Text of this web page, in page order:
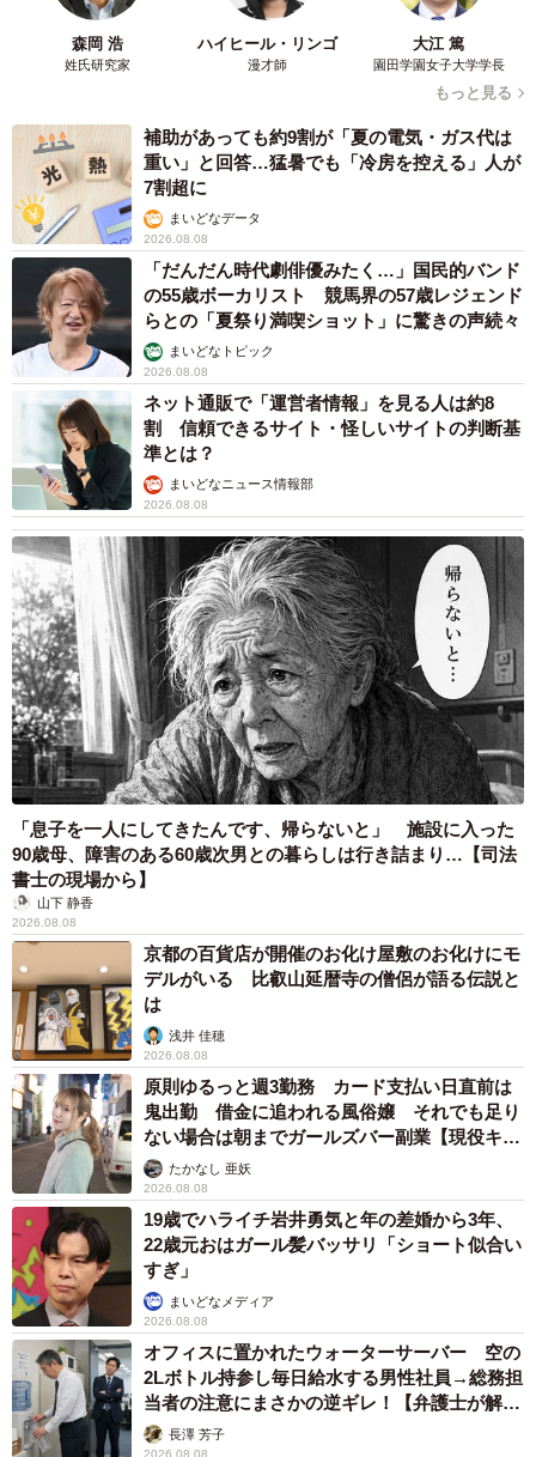
森岡 浩
姓氏研究家
ハイヒール・リンゴ
漫才師
大江 篤
園田学園女子大学学長
もっと見る
補助があっても約9割が「夏の電気・ガス代は
重い」と回答…猛暑でも「冷房を控える」人が
7割超に
まいどなデータ
2026.08.08
「だんだん時代劇俳優みたく…」国民的バンド
の55歳ボーカリスト 競馬界の57歳レジェンド
らとの「夏祭り満喫ショット」に驚きの声続々
まいどなトピック
2026.08.08
ネット通販で「運営者情報」を見る人は約8
割 信頼できるサイト・怪しいサイトの判断基
準とは？
まいどなニュース情報部
2026.08.08
「息子を一人にしてきたんです、帰らないと」 施設に入った
90歳母、障害のある60歳次男との暮らしは行き詰まり…【司法
書士の現場から】
山下 静香
2026.08.08
京都の百貨店が開催のお化け屋敷のお化けにモ
デルがいる 比叡山延暦寺の僧侶が語る伝説と
は
浅井 佳穂
2026.08.08
原則ゆるっと週3勤務 カード支払い日直前は
鬼出勤 借金に追われる風俗嬢 それでも足り
ない場合は朝までガールズバー副業【現役キャ
ストに取材】
たかなし 亜妖
2026.08.08
19歳でハライチ岩井勇気と年の差婚から3年、
22歳元おはガール髪バッサリ「ショート似合い
すぎ」
まいどなメディア
2026.08.08
オフィスに置かれたウォーターサーバー 空の
2Lボトル持参し毎日給水する男性社員→総務担
当者の注意にまさかの逆ギレ！【弁護士が解
説】長澤 芳子
2026.08.08